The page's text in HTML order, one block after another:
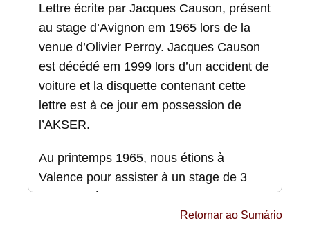
Lettre écrite par Jacques Causon, présent
au stage d’Avignon em 1965 lors de la
venue d’Olivier Perroy. Jacques Causon
est décédé em 1999 lors d’un accident de
voiture et la disquette contenant cette
lettre est à ce jour em possession de
l’AKSER.
Au printemps 1965, nous étions à
Valence pour assister à un stage de 3
jours dirigé par Marc BASSIS. J’essayais
alors de délocaliser le plus possible les
Retornar ao Sumário